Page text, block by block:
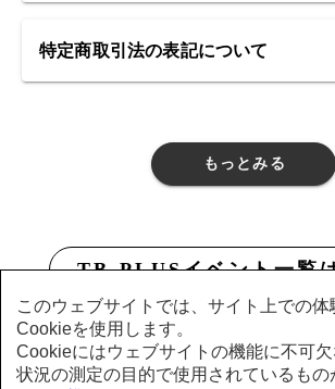
特定商取引法の表記について
もっとみる
TB-PLUSイベント一覧
このウェブサイトでは、サイト上での体
Cookieを使用します。
Cookieにはウェブサイトの機能に不可
状況の測定の目的で使用されているもの